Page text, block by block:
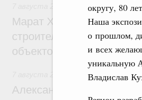
округу, 80
Наша
о прошлом,
и всех
уникальную
Владислав
Экономика городов.
Марат Хуснуллин:
строительство и
объектов
Чрезвычайные
Александр Козлов